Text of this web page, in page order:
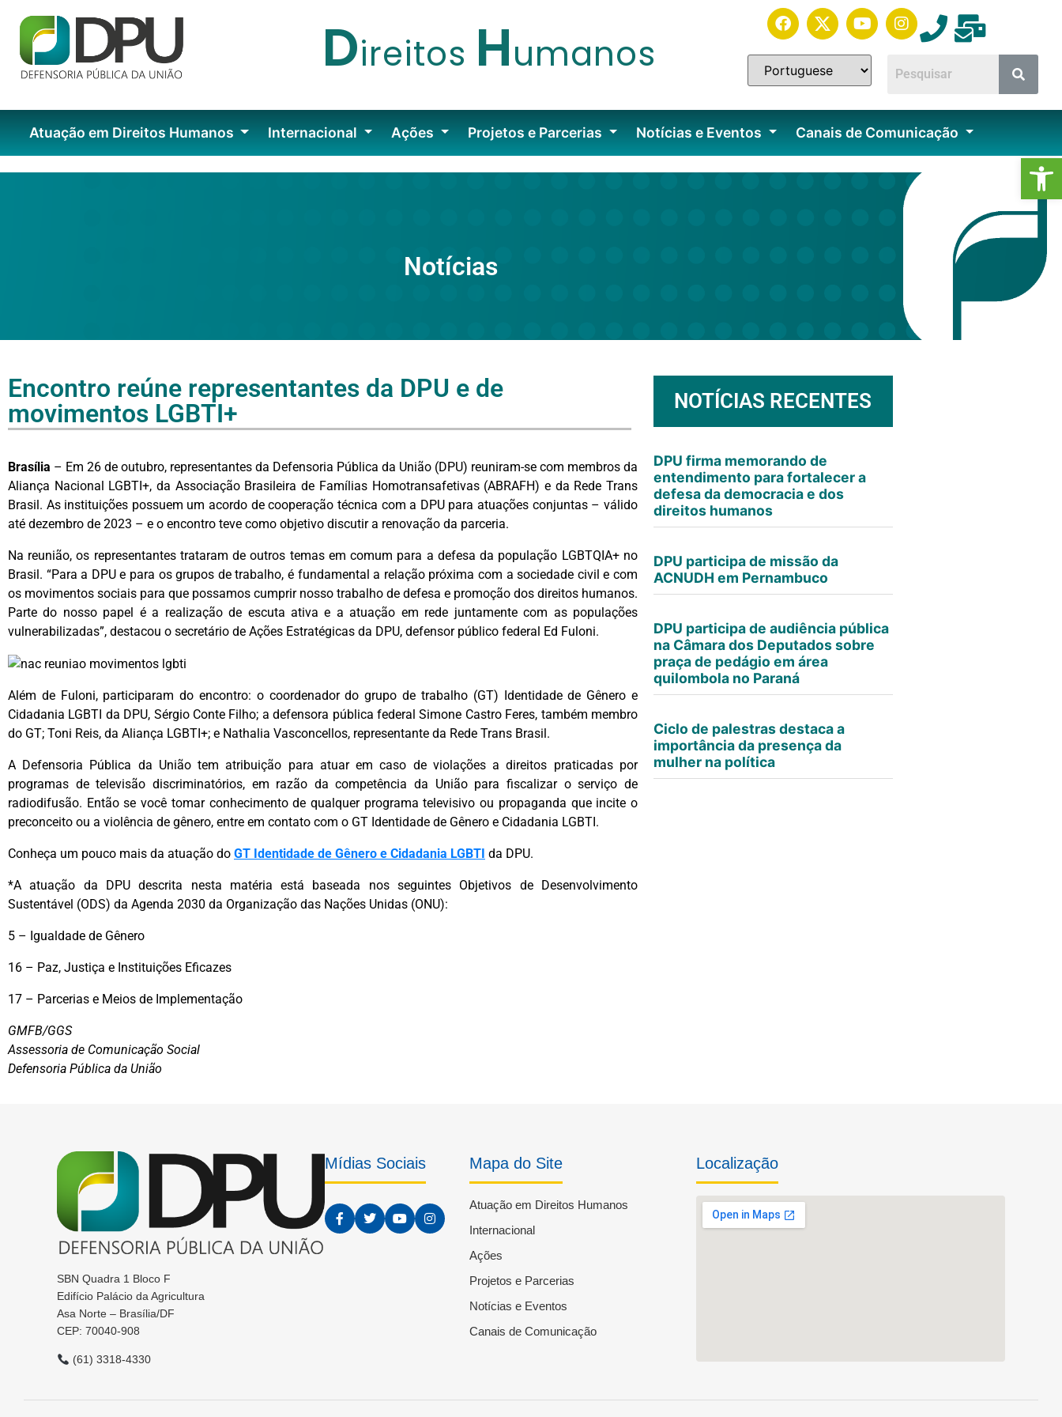
Direitos Humanos
Atuação em Direitos Humanos Internacional Ações Projetos e Parcerias Notícias e Eventos Canais de Comunicação
Notícias
Encontro reúne representantes da DPU e de
movimentos LGBTI+
Brasília – Em 26 de outubro, representantes da Defensoria Pública da União (DPU) reuniram-se com membros da
Aliança Nacional LGBTI+, da Associação Brasileira de Famílias Homotransafetivas (ABRAFH) e da Rede Trans
Brasil. As instituições possuem um acordo de cooperação técnica com a DPU para atuações conjuntas – válido
até dezembro de 2023 – e o encontro teve como objetivo discutir a renovação da parceria.
Na reunião, os representantes trataram de outros temas em comum para a defesa da população LGBTQIA+ no
Brasil. “Para a DPU e para os grupos de trabalho, é fundamental a relação próxima com a sociedade civil e com
os movimentos sociais para que possamos cumprir nosso trabalho de defesa e promoção dos direitos humanos.
Parte do nosso papel é a realização de escuta ativa e a atuação em rede juntamente com as populações
vulnerabilizadas”, destacou o secretário de Ações Estratégicas da DPU, defensor público federal Ed Fuloni.
Além de Fuloni, participaram do encontro: o coordenador do grupo de trabalho (GT) Identidade de Gênero e
Cidadania LGBTI da DPU, Sérgio Conte Filho; a defensora pública federal Simone Castro Feres, também membro
do GT; Toni Reis, da Aliança LGBTI+; e Nathalia Vasconcellos, representante da Rede Trans Brasil.
A Defensoria Pública da União tem atribuição para atuar em caso de violações a direitos praticadas por
programas de televisão discriminatórios, em razão da competência da União para fiscalizar o serviço de
radiodifusão. Então se você tomar conhecimento de qualquer programa televisivo ou propaganda que incite o
preconceito ou a violência de gênero, entre em contato com o GT Identidade de Gênero e Cidadania LGBTI.
Conheça um pouco mais da atuação do GT Identidade de Gênero e Cidadania LGBTI da DPU.
*A atuação da DPU descrita nesta matéria está baseada nos seguintes Objetivos de Desenvolvimento
Sustentável (ODS) da Agenda 2030 da Organização das Nações Unidas (ONU):
5 – Igualdade de Gênero
16 – Paz, Justiça e Instituições Eficazes
17 – Parcerias e Meios de Implementação
GMFB/GGS
Assessoria de Comunicação Social
Defensoria Pública da União
NOTÍCIAS RECENTES
DPU firma memorando de
entendimento para fortalecer a
defesa da democracia e dos
direitos humanos
DPU participa de missão da
ACNUDH em Pernambuco
DPU participa de audiência pública
na Câmara dos Deputados sobre
praça de pedágio em área
quilombola no Paraná
Ciclo de palestras destaca a
importância da presença da
mulher na política
SBN Quadra 1 Bloco F
Edifício Palácio da Agricultura
Asa Norte – Brasília/DF
CEP: 70040-908
(61) 3318-4330
Mídias Sociais Mapa do Site
Atuação em Direitos Humanos
Internacional
Ações
Projetos e Parcerias
Notícias e Eventos
Canais de Comunicação
Localização